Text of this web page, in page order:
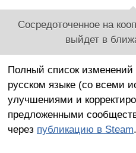
Сосредоточенное на
выйдет в
Полный список
русском языке (со всеми
улучшениями и
предложенными
через публикацию в Steam.